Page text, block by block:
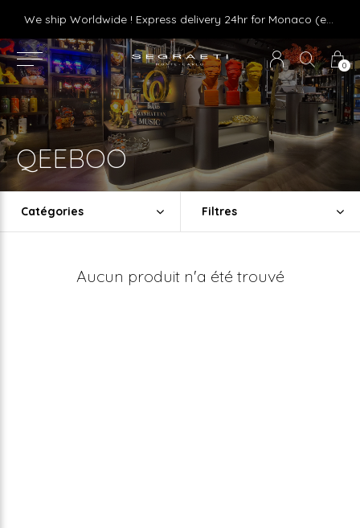
0
We ship Worldwide ! Express delivery 24hr for Monaco (excluding furniture)
QEEBOO
Catégories Filtres
Aucun produit n'a été trouvé